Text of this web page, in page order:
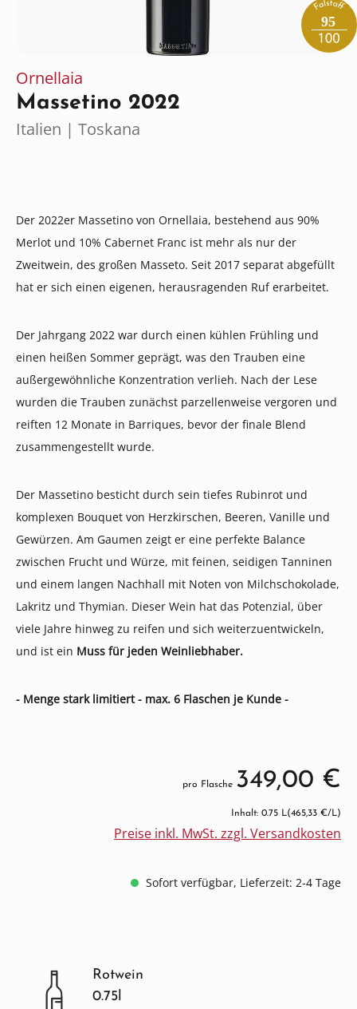
95
Ornellaia
Massetino 2022
Italien | Toskana
Der 2022er Massetino von Ornellaia, bestehend aus 90%
Merlot und 10% Cabernet Franc ist mehr als nur der
Zweitwein, des großen Masseto. Seit 2017 separat abgefüllt
hat er sich einen eigenen, herausragenden Ruf erarbeitet.
Der Jahrgang 2022 war durch einen kühlen Frühling und
einen heißen Sommer geprägt, was den Trauben eine
außergewöhnliche Konzentration verlieh. Nach der Lese
wurden die Trauben zunächst parzellenweise vergoren und
reiften 12 Monate in Barriques, bevor der finale Blend
zusammengestellt wurde.
Der Massetino besticht durch sein tiefes Rubinrot und
komplexen Bouquet von Herzkirschen, Beeren, Vanille und
Gewürzen. Am Gaumen zeigt er eine perfekte Balance
zwischen Frucht und Würze, mit feinen, seidigen Tanninen
und einem langen Nachhall mit Noten von Milchschokolade,
Lakritz und Thymian. Dieser Wein hat das Potenzial, über
viele Jahre hinweg zu reifen und sich weiterzuentwickeln,
und ist ein Muss für jeden Weinliebhaber.
- Menge stark limitiert - max. 6 Flaschen je Kunde -
pro Flasche 349,00 €
Inhalt: 0.75 L(465,33 €/L)
Preise inkl. MwSt. zzgl. Versandkosten
Sofort verfügbar, Lieferzeit: 2-4 Tage
Rotwein
0.75l